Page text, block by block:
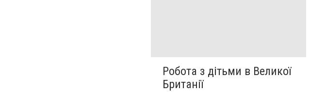
Робота з дітьми в Великої
Британії